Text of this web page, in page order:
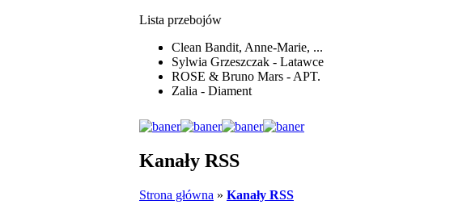
Lista przebojów
Clean Bandit, Anne-Marie, ...
Sylwia Grzeszczak - Latawce
ROSE & Bruno Mars - APT.
Zalia - Diament
Kanały RSS
Strona główna » Kanały RSS